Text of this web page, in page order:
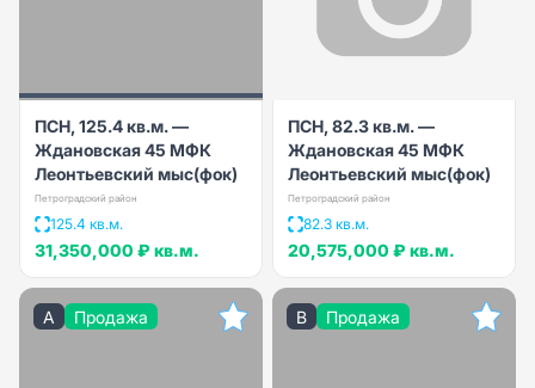
ПСН, 125.4 кв.м. —
Ждановская 45 МФК
Леонтьевский мыс(фок)
Петроградский район
125.4 кв.м.
31,350,000 ₽ кв.м.
ПСН, 82.3 кв.м. —
Ждановская 45 МФК
Леонтьевский мыс(фок)
Петроградский район
82.3 кв.м.
20,575,000 ₽ кв.м.
A Продажа B Продажа